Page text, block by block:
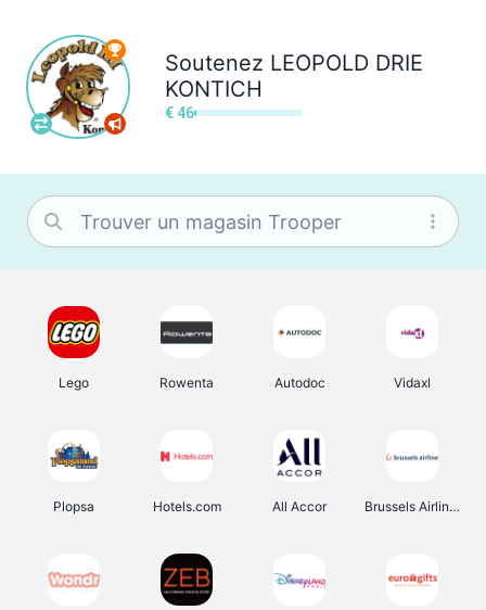
Soutenez LEOPOLD DRIE
KONTICH
€ 46
Lego Rowenta Autodoc Vidaxl
Plopsa Hotels.com All Accor Brussels Airlines